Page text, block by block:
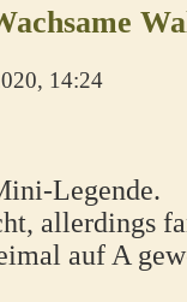
14:24
Legende.
allerdings
auf A